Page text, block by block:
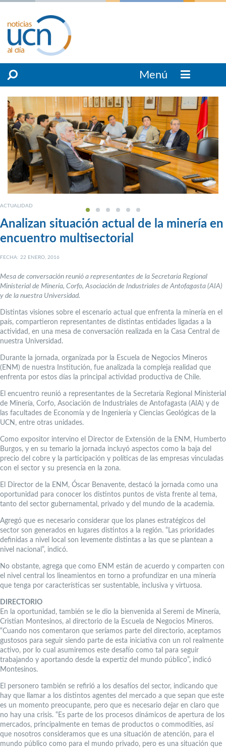
Menú
ACTUALIDAD
Analizan situación actual de la minería en
encuentro multisectorial
FECHA: 22 ENERO, 2016
Mesa de conversación reunió a representantes de la Secretaría Regional
Ministerial de Minería, Corfo, Asociación de Industriales de Antofagasta (AIA)
y de la nuestra Universidad.
Distintas visiones sobre el escenario actual que enfrenta la minería en el
país, compartieron representantes de distintas entidades ligadas a la
actividad, en una mesa de conversación realizada en la Casa Central de
nuestra Universidad.
Durante la jornada, organizada por la Escuela de Negocios Mineros
(ENM) de nuestra Institución, fue analizada la compleja realidad que
enfrenta por estos días la principal actividad productiva de Chile.
El encuentro reunió a representantes de la Secretaría Regional Ministerial
de Minería, Corfo, Asociación de Industriales de Antofagasta (AIA) y de
las facultades de Economía y de Ingeniería y Ciencias Geológicas de la
UCN, entre otras unidades.
Como expositor intervino el Director de Extensión de la ENM, Humberto
Burgos, y en su temario la jornada incluyó aspectos como la baja del
precio del cobre y la participación y políticas de las empresas vinculadas
con el sector y su presencia en la zona.
El Director de la ENM, Óscar Benavente, destacó la jornada como una
oportunidad para conocer los distintos puntos de vista frente al tema,
tanto del sector gubernamental, privado y del mundo de la academia.
Agregó que es necesario considerar que los planes estratégicos del
sector son generados en lugares distintos a la región. “Las prioridades
definidas a nivel local son levemente distintas a las que se plantean a
nivel nacional”, indicó.
No obstante, agrega que como ENM están de acuerdo y comparten con
el nivel central los lineamientos en torno a profundizar en una minería
que tenga por características ser sustentable, inclusiva y virtuosa.
DIRECTORIO
En la oportunidad, también se le dio la bienvenida al Seremi de Minería,
Cristian Montesinos, al directorio de la Escuela de Negocios Mineros.
“Cuando nos comentaron que seríamos parte del directorio, aceptamos
gustosos para seguir siendo parte de esta iniciativa con un rol realmente
activo, por lo cual asumiremos este desafío como tal para seguir
trabajando y aportando desde la expertiz del mundo público”, indicó
Montesinos.
El personero también se refirió a los desafíos del sector, indicando que
hay que llamar a los distintos agentes del mercado a que sepan que este
es un momento preocupante, pero que es necesario dejar en claro que
no hay una crisis. “Es parte de los procesos dinámicos de apertura de los
mercados, principalmente en temas de productos o commodities, así
que nosotros consideramos que es una situación de atención, para el
mundo público como para el mundo privado, pero es una situación que